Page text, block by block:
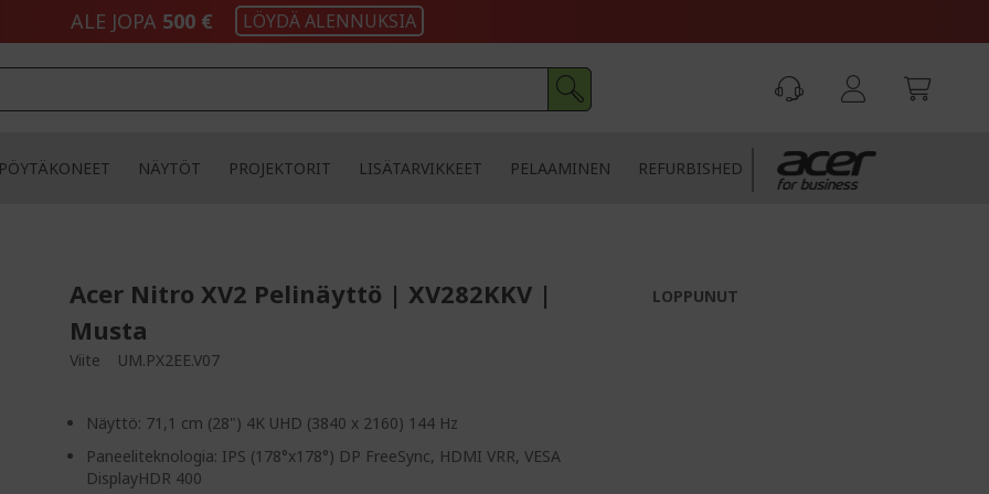
ALE JOPA 500 € LÖYDÄ ALENNUKSIA
PÖYTÄKONEET NÄYTÖT PROJEKTORIT LISÄTARVIKKEET PELAAMINEN REFURBISHED
Acer Nitro XV2 Pelinäyttö | XV282KKV |
Musta
Viite UM.PX2EE.V07
Näyttö: 71,1 cm (28") 4K UHD (3840 x 2160) 144 Hz
Paneeliteknologia: IPS (178°x178°) DP FreeSync, HDMI VRR, VESA
DisplayHDR 400
LOPPUNUT